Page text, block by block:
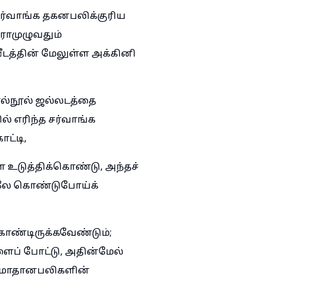
தகனபலிக்குரிய
மேலுள்ள அக்கினி
ஜல்லடத்தை
எரிந்த சர்வாங்க
உடுத்திக்கொண்டு, அந்தச்
கொண்டுபோய்க்
போட்டு, அதின்மேல்